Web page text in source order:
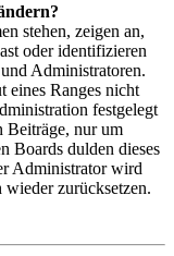
stehen, zeigen an,
oder identifizieren
Administratoren.
eines Ranges nicht
festgelegt
Beiträge, nur um
Boards dulden dieses
Administrator wird
zurücksetzen.